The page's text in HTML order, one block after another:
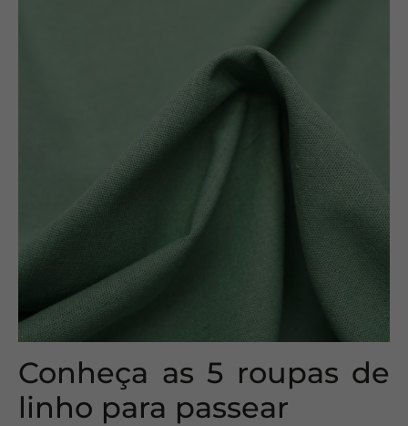
Conheça as 5 roupas de
linho para passear